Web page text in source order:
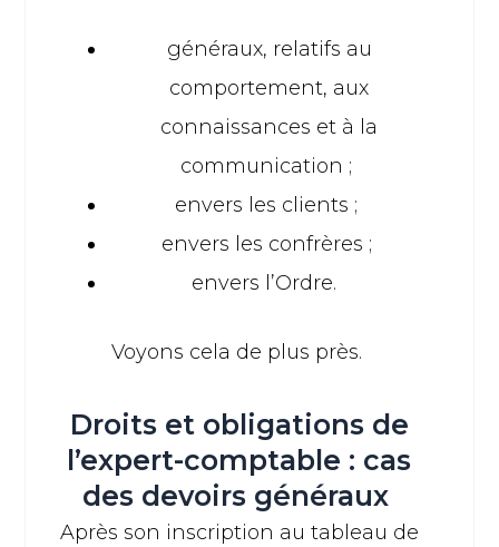
généraux, relatifs au
comportement, aux
connaissances et à la
communication ;
envers les clients ;
envers les confrères ;
envers l’Ordre.
Voyons cela de plus près.
Droits et obligations de
l’expert-comptable : cas
des devoirs généraux
Après son inscription au tableau de